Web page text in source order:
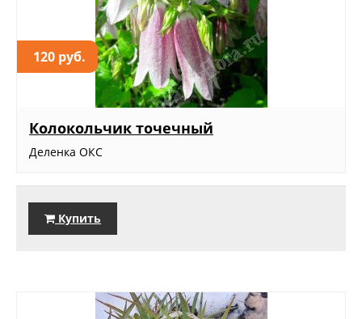
120 руб.
Колокольчик точечный
Деленка ОКС
Купить